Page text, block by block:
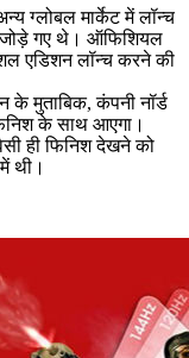
ग्लोबल मार्केट में लॉन्च
जोड़े गए थे। ऑफिशियल
एडिशन लॉन्च करने की
मुताबिक, कंपनी नॉर्ड
के साथ आएगा।
ही फिनिश देखने को
थी।